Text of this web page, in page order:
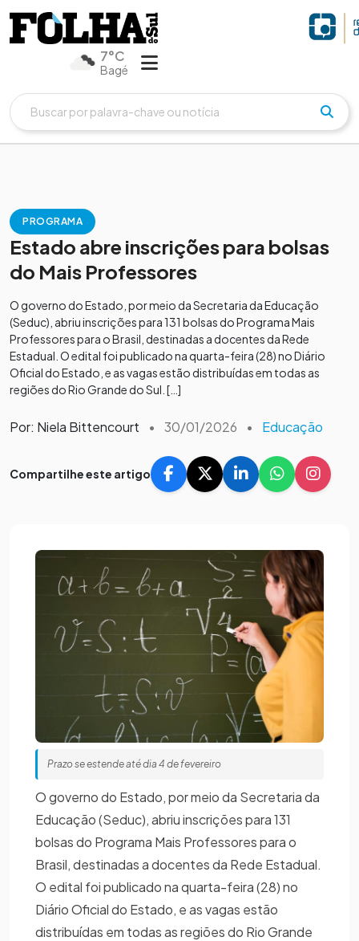
7°C
Bagé
PROGRAMA
Estado abre inscrições para bolsas
do Mais Professores
O governo do Estado, por meio da Secretaria da Educação
(Seduc), abriu inscrições para 131 bolsas do Programa Mais
Professores para o Brasil, destinadas a docentes da Rede
Estadual. O edital foi publicado na quarta-feira (28) no Diário
Oficial do Estado, e as vagas estão distribuídas em todas as
regiões do Rio Grande do Sul. […]
Por: Niela Bittencourt • 30/01/2026 • Educação
Compartilhe este artigo
Prazo se estende até dia 4 de fevereiro
O governo do Estado, por meio da Secretaria da
Educação (Seduc), abriu inscrições para 131
bolsas do Programa Mais Professores para o
Brasil, destinadas a docentes da Rede Estadual.
O edital foi publicado na quarta-feira (28) no
Diário Oficial do Estado, e as vagas estão
distribuídas em todas as regiões do Rio Grande